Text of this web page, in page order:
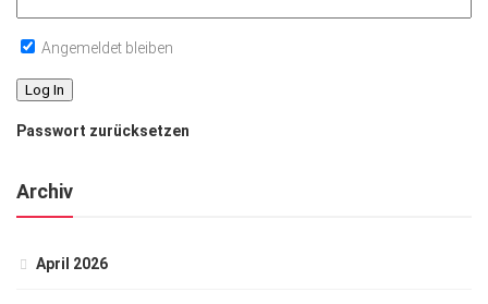
Angemeldet bleiben
Passwort zurücksetzen
Archiv
April 2026